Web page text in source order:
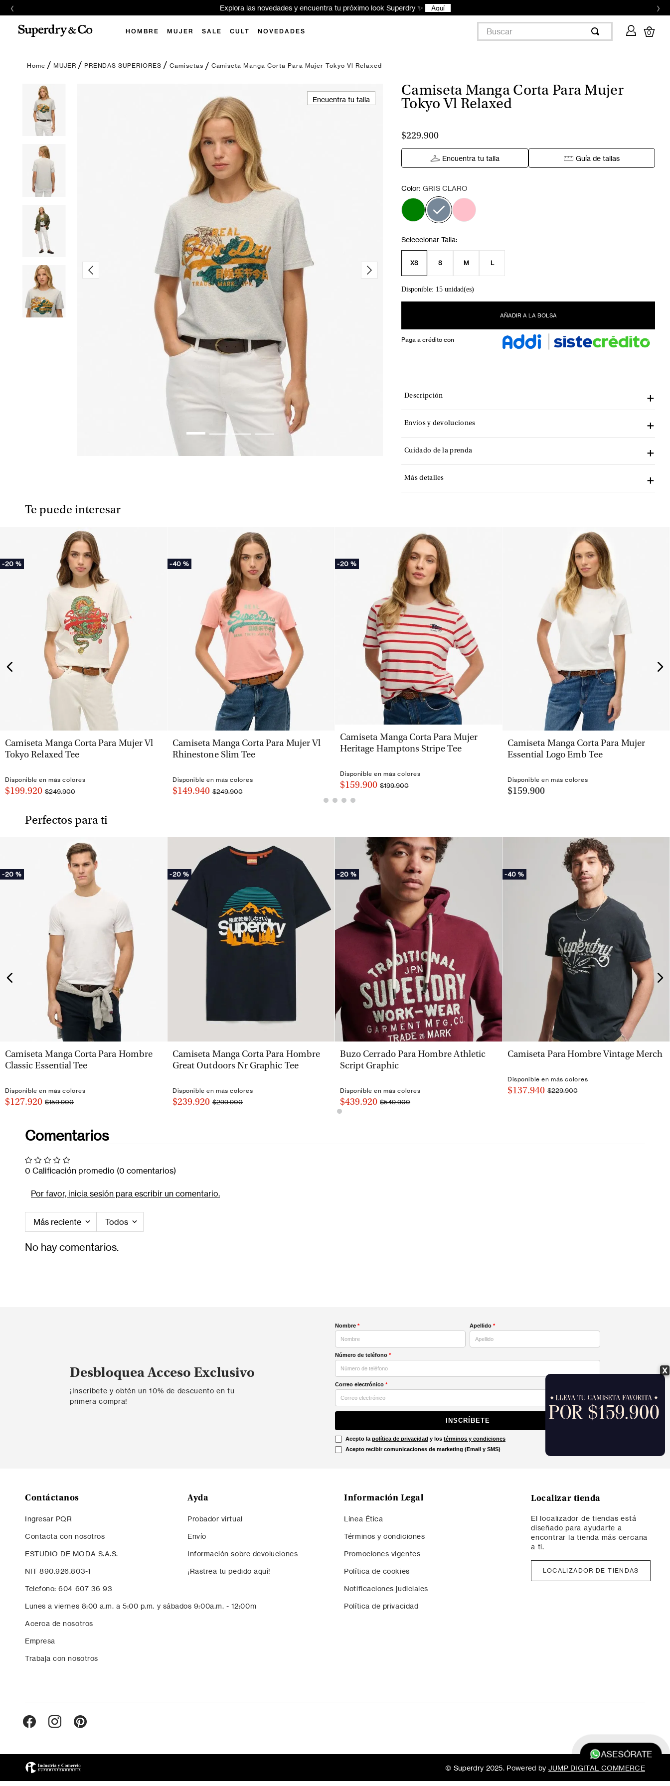
‹ Explora las novedades y encuentra tu próximo look Superdry ✨ Aquí ›
HOMBRE MUJER SALE CULT NOVEDADES
Buscar
0
X
ASESÓRATE
MUJER PRENDAS SUPERIORES Camisetas Camiseta Manga Corta Para Mujer Tokyo Vl Relaxed
Encuentra tu talla
Camiseta Manga Corta Para Mujer
Tokyo Vl Relaxed
$229.900
Encuentra tu talla Guía de tallas
Color: GRIS CLARO
XS S M L
Disponible: 15 unidad(es)
AÑADIR A LA BOLSA
Paga a crédito con
Descripción
Envíos y devoluciones
Cuidado de la prenda
Más detalles
Te puede interesar
-20 %
VISTA RÁPIDA
Camiseta Manga Corta Para Mujer Vl
Tokyo Relaxed Tee
Disponible en más colores
$199.920 $249.900
-40 %
VISTA RÁPIDA
Camiseta Manga Corta Para Mujer Vl
Rhinestone Slim Tee
Disponible en más colores
$149.940 $249.900
-20 %
VISTA RÁPIDA
Camiseta Manga Corta Para Mujer
Heritage Hamptons Stripe Tee
Disponible en más colores
$159.900 $199.900
VISTA RÁPIDA
Camiseta Manga Corta Para Mujer
Essential Logo Emb Tee
Disponible en más colores
$159.900
Perfectos para ti
-20 %
VISTA RÁPIDA
Camiseta Manga Corta Para Hombre
Classic Essential Tee
Disponible en más colores
$127.920 $159.900
-20 %
VISTA RÁPIDA
Camiseta Manga Corta Para Hombre
Great Outdoors Nr Graphic Tee
Disponible en más colores
$239.920 $299.900
-20 %
VISTA RÁPIDA
Buzo Cerrado Para Hombre Athletic
Script Graphic
Disponible en más colores
$439.920 $549.900
-40 %
VISTA RÁPIDA
Camiseta Para Hombre Vintage Merch
Disponible en más colores
$137.940 $229.900
Comentarios
0 Calificación promedio (0 comentarios)
Por favor, inicia sesión para escribir un comentario.
Más reciente Todos
No hay comentarios.
Desbloquea Acceso Exclusivo
¡Inscríbete y obtén un 10% de descuento en tu
primera compra!
Nombre * Apellido *
Número de teléfono *
Correo electrónico *
INSCRÍBETE
Acepto la política de privacidad y los términos y condiciones
Acepto recibir comunicaciones de marketing (Email y SMS)
Contáctanos
Ingresar PQR
Contacta con nosotros
ESTUDIO DE MODA S.A.S.
NIT 890.926.803-1
Telefono: 604 607 36 93
Lunes a viernes 8:00 a.m. a 5:00 p.m. y sábados 9:00a.m. - 12:00m
Acerca de nosotros
Empresa
Trabaja con nosotros
Ayda
Probador virtual
Envío
Información sobre devoluciones
¡Rastrea tu pedido aquí!
Información Legal
Línea Ética
Términos y condiciones
Promociones vigentes
Política de cookies
Notificaciones judiciales
Política de privacidad
Localizar tienda
El localizador de tiendas está
diseñado para ayudarte a
encontrar la tienda más cercana
a ti.
LOCALIZADOR DE TIENDAS
© Superdry 2025. Powered by JUMP DIGITAL COMMERCE